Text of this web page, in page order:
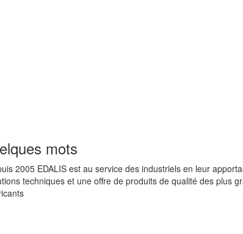
mots
2005 EDALIS est au service des industriels en leur
techniques et une offre de produits de qualité des plus